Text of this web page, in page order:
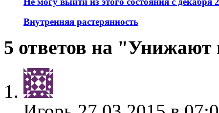
Внутренняя растерянность
5 ответов на